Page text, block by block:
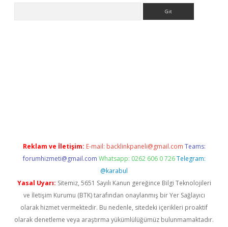
Reklam ve İletişim: E-mail: backlinkpaneli@gmail.com Teams:
forumhizmeti@gmail.com Whatsapp: 0262 606 0 726 Telegram:
@karabul
Yasal Uyarı: Sitemiz, 5651 Sayılı Kanun gereğince Bilgi Teknolojileri
ve İletişim Kurumu (BTK) tarafından onaylanmış bir Yer Sağlayıcı
olarak hizmet vermektedir. Bu nedenle, sitedeki içerikleri proaktif
olarak denetleme veya araştırma yükümlülüğümüz bulunmamaktadır.